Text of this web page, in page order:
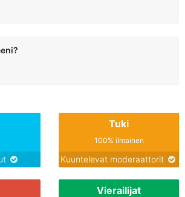
Tuki
100% ilmainen
Kuuntelevat moderaattorit
Vierailijat